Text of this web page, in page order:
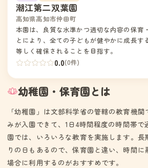
潮江第二双葉園
高知県高知市仲田町
本園は、良質な水準かつ適切な内容の保育
とにより、全ての子どもが健やかに成長す
等しく確保されることを目指す。
0.0(0件)
幼稚園・保育園とは
「幼稚園」は文部科学省の管轄の教育機
みが入園できて、1日4時間程度の時間帯で
園では、いろいろな教育を実施します。長
りの日もあるので、保育園と違い、時間に
場合に利用するのがおすすめです。